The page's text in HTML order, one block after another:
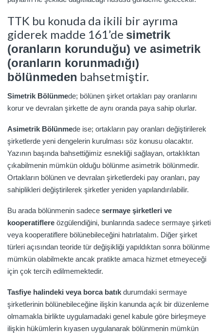
TTK bu konuda da ikili bir ayrıma
giderek madde 161’de simetrik
(oranların korunduğu) ve asimetrik
(oranların korunmadığı)
bölünmeden bahsetmiştir.
Simetrik Bölünmede; bölünen şirket ortakları pay oranlarını
korur ve devralan şirkette de aynı oranda paya sahip olurlar.
Asimetrik Bölünmede ise; ortakların pay oranları değiştirilerek
şirketlerde yeni dengelerin kurulması söz konusu olacaktır.
Yazının başında bahsettiğimiz esnekliği sağlayan, ortaklıktan
çıkabilmenin mümkün olduğu bölünme asimetrik bölünmedir.
Ortakların bölünen ve devralan şirketlerdeki pay oranları, pay
sahiplikleri değiştirilerek şirketler yeniden yapılandırılabilir.
Bu arada bölünmenin sadece sermaye şirketleri ve
kooperatiflere özgülendiğini, bunlarında sadece sermaye şirketi
veya kooperatiflere bölünebileceğini hatırlatalım. Diğer şirket
türleri açısından teoride tür değişikliği yapıldıktan sonra bölünme
mümkün olabilmekte ancak pratikte amaca hizmet etmeyeceği
için çok tercih edilmemektedir.
Tasfiye halindeki veya borca batık durumdaki sermaye
şirketlerinin bölünebileceğine ilişkin kanunda açık bir düzenleme
olmamakla birlikte uygulamadaki genel kabule göre birleşmeye
ilişkin hükümlerin kıyasen uygulanarak bölünmenin mümkün